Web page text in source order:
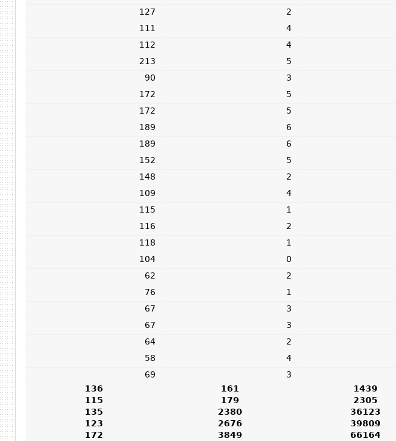
2
127
4
111
4
112
5
213
3
90
5
172
5
172
6
189
6
189
5
152
2
148
4
109
1
115
2
116
1
118
0
104
2
62
1
76
3
67
3
67
2
64
4
58
3
69
1439
161
136
2305
179
115
36123
2380
135
39809
2676
123
66164
3849
172